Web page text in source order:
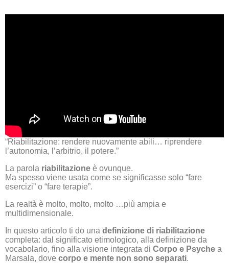
“Riabilitazione: rendere nuovamente abili… riprendere
l’autonomia, l’arbitrio, il potere.”
La parola riabilitazione è ovunque.
Ma spesso viene usata come se significasse solo “fare
esercizi” o “fare terapie”.
La realtà è molto, molto, molto …più ampia e
multidimensionale.
In questo articolo ti do una definizione di riabilitazione
completa: dal significato etimologico, alla definizione da
vocabolario, fino alla visione integrata di Corpo e Psyche a
Marsala, dove corpo e mente non sono separati.